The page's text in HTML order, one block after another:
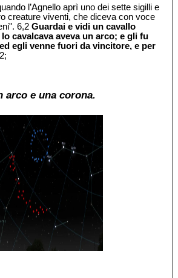
l’Agnello aprì uno dei sette sigilli e
creature viventi, che diceva con voce
6,2Guardai e vidi un cavallo
cavalcava aveva un arco; e gli fu
egli venne fuori da vincitore, e per
arco e una corona.